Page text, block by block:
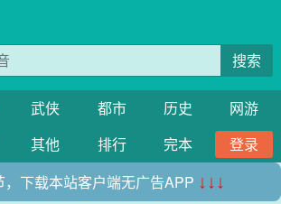
搜索
武侠 都市 历史
网游
其他 排行 完本
登录
，下载本站客户端无广告APP ↓↓↓